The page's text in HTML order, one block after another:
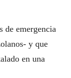
de emergencia
y que
en una